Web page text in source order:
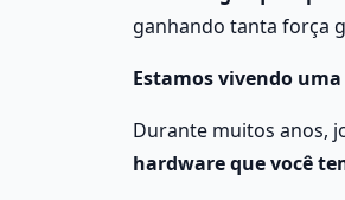
ganhando tanta força
Estamos vivendo
Durante muitos anos,
hardware que você